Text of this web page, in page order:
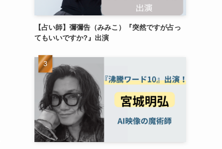
【占い師】彌彌告（みみこ）『突然ですが占っ
てもいいですか?』出演